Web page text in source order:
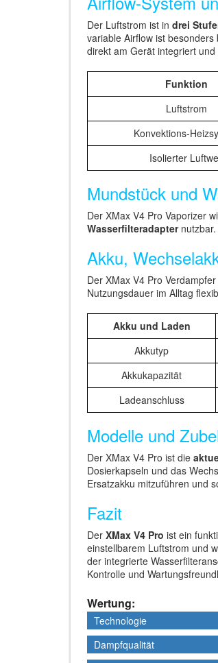
Der Luftstrom ist in drei
variable Airflow ist
direkt am Gerät integriert
Funktion
Luftstrom
Konvektions-
Isolierter
Mundstück und
Der XMax V4 Pro Vaporizer
Wasserfilteradapternutzbar.
Akku,
Der XMax V4 Pro
Nutzungsdauer im Alltag
Akku und Laden
Akkutyp
Akkukapazität
Ladeanschluss
Modelle und
Der XMax V4 Pro ist die
Dosierkapseln und das
Ersatzakku mitzuführen und
Fazit
Der XMax V4 Pro ist ein
einstellbarem Luftstrom und
der integrierte
Kontrolle und
Wertung:
Technologie
Technologie
Dampfqualität
Dampfqualität